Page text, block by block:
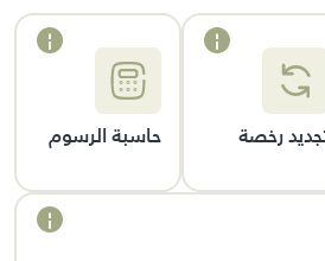
رخصة حاسبة الرسوم